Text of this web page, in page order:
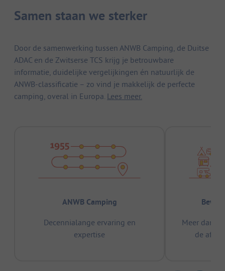
Samen staan we sterker
Door de samenwerking tussen ANWB Camping, de Duitse
ADAC en de Zwitserse TCS krijg je betrouwbare
informatie, duidelijke vergelijkingen én natuurlijk de
ANWB-classificatie – zo vind je makkelijk de perfecte
camping, overal in Europa. Lees meer.
ANWB Camping
Decennialange ervaring en
expertise
Meer dan
de